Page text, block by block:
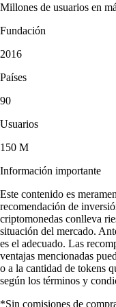
Millones de usuarios en
Fundación
2016
Países
90
Usuarios
150 M
Información importante
Este contenido es
recomendación de
criptomonedas conlleva
situación del mercado.
es el adecuado. Las
ventajas mencionadas
o a la cantidad de tokens
según los términos y
*Sin comisiones de